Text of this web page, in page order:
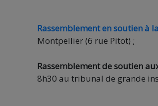
Rassemblement en soutien à
Montpellier (6 rue Pitot) ;
Rassemblement de soutien
8h30 au tribunal de grande